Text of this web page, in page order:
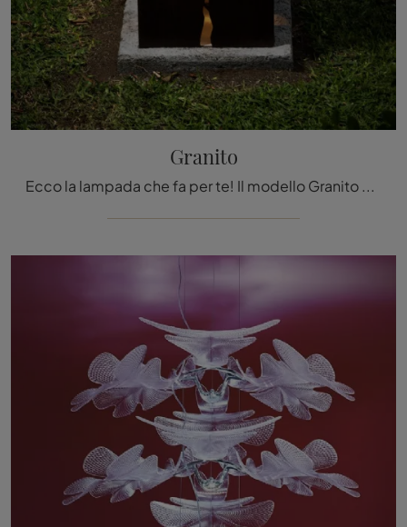
Granito
Ecco la lampada che fa per te! Il modello Granito è una delle nostre lampade da esterni di Artemide.